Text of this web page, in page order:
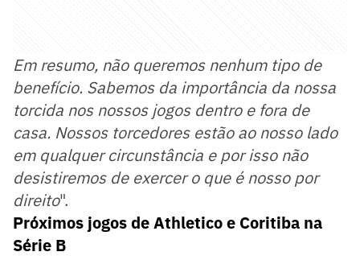
Em resumo, não queremos nenhum tipo de
benefício. Sabemos da importância da nossa
torcida nos nossos jogos dentro e fora de
casa. Nossos torcedores estão ao nosso lado
em qualquer circunstância e por isso não
desistiremos de exercer o que é nosso por
direito".
Próximos jogos de Athletico e Coritiba na
Série B